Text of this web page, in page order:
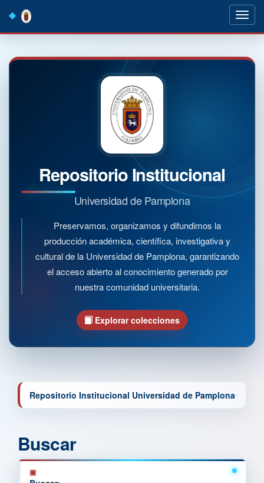
navigation
Repositorio Institucional
Universidad de Pamplona
Preservamos, organizamos y difundimos la
producción académica, científica, investigativa y
cultural de la Universidad de Pamplona, garantizando
el acceso abierto al conocimiento generado por
nuestra comunidad universitaria.
Explorar colecciones
Repositorio Institucional Universidad de Pamplona
Buscar